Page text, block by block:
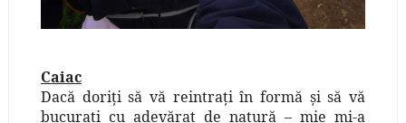
Caiac
Dacă doriţi să vă reintraţi în formă şi să vă
bucuraţi cu adevărat de natură – mie mi-a